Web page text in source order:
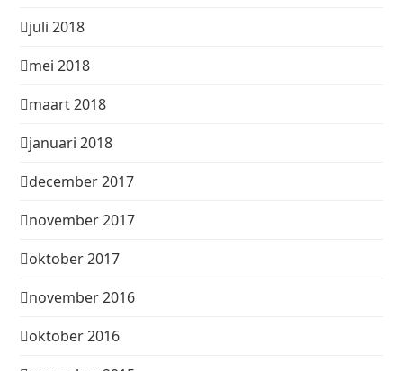
juli 2018
mei 2018
maart 2018
januari 2018
december 2017
november 2017
oktober 2017
november 2016
oktober 2016